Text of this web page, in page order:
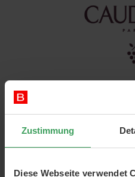
Zustimmung
Diese Webseite verwendet
...kreiert ihre eigenen
innovativen grünen Zutaten.